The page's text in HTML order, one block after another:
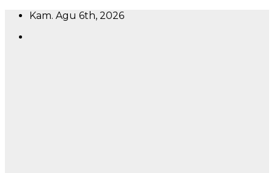
Skip
content
Kam. Agu 6th, 2026